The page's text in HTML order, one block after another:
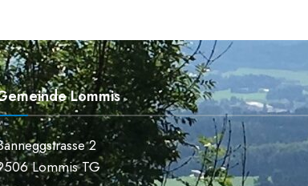
Lommis
2
Lommis TG